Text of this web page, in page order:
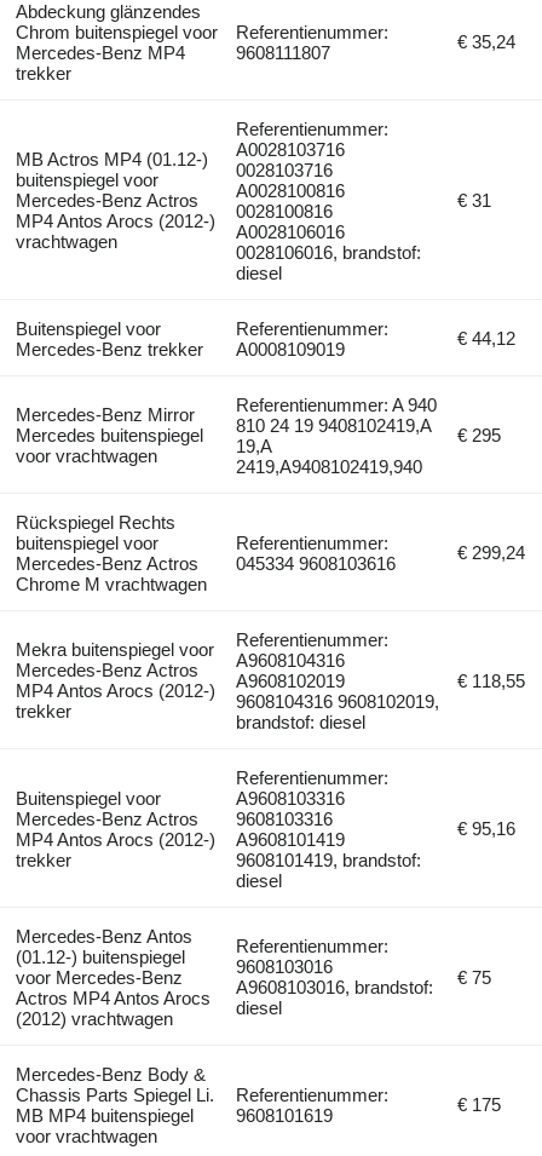
Abdeckung glänzendes
Chrom buitenspiegel voor
Mercedes-Benz MP4
trekker
Referentienummer:
9608111807
€ 35,24
MB Actros MP4 (01.12-)
buitenspiegel voor
Mercedes-Benz Actros
MP4 Antos Arocs (2012-)
vrachtwagen
Referentienummer:
A0028103716
0028103716
A0028100816
0028100816
A0028106016
0028106016, brandstof:
diesel
€ 31
Buitenspiegel voor
Mercedes-Benz trekker
Referentienummer:
A0008109019
€ 44,12
Mercedes-Benz Mirror
Mercedes buitenspiegel
voor vrachtwagen
Referentienummer: A 940
810 24 19 9408102419,A
19,A
2419,A9408102419,940
€ 295
Rückspiegel Rechts
buitenspiegel voor
Mercedes-Benz Actros
Chrome M vrachtwagen
Referentienummer:
045334 9608103616
€ 299,24
Mekra buitenspiegel voor
Mercedes-Benz Actros
MP4 Antos Arocs (2012-)
trekker
Referentienummer:
A9608104316
A9608102019
9608104316 9608102019,
brandstof: diesel
€ 118,55
Buitenspiegel voor
Mercedes-Benz Actros
MP4 Antos Arocs (2012-)
trekker
Referentienummer:
A9608103316
9608103316
A9608101419
9608101419, brandstof:
diesel
€ 95,16
Mercedes-Benz Antos
(01.12-) buitenspiegel
voor Mercedes-Benz
Actros MP4 Antos Arocs
(2012) vrachtwagen
Referentienummer:
9608103016
A9608103016, brandstof:
diesel
€ 75
Mercedes-Benz Body &
Chassis Parts Spiegel Li.
MB MP4 buitenspiegel
voor vrachtwagen
Referentienummer:
9608101619
€ 175